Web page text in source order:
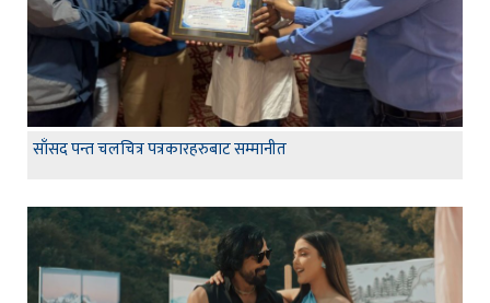
साँसद पन्त चलचित्र पत्रकारहरुबाट सम्मानीत